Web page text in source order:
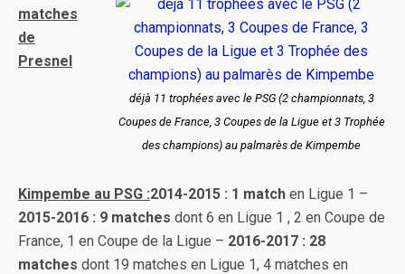
déjà 11 trophées avec le PSG (2 championnats, 3
Coupes de France, 3 Coupes de la Ligue et 3 Trophée
des champions) au palmarès de Kimpembe
matches
de
Presnel
Kimpembe au PSG :2014-2015 : 1 match en Ligue 1 –
2015-2016 : 9 matches dont 6 en Ligue 1 , 2 en Coupe de
France, 1 en Coupe de la Ligue – 2016-2017 : 28
matches dont 19 matches en Ligue 1, 4 matches en